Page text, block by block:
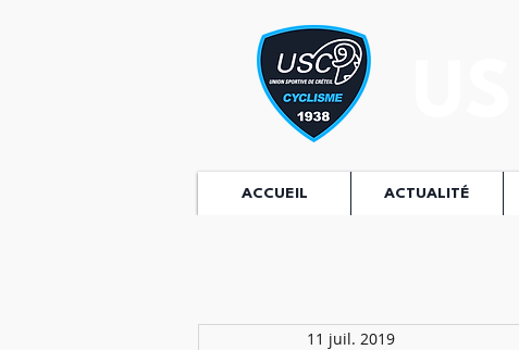
ACCUEIL ACTUALITÉ
11 juil. 2019